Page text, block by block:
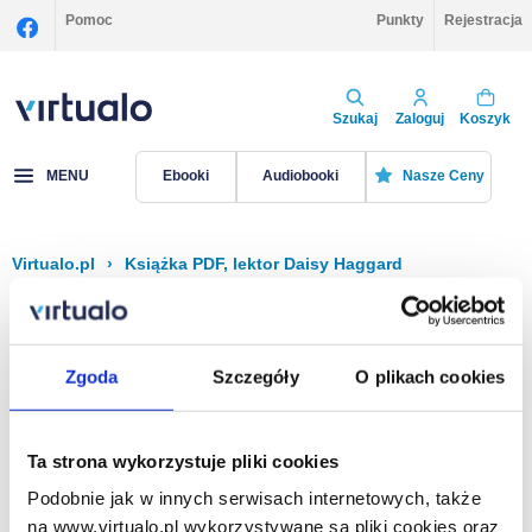
Zgoda Szczegóły O plikach cookies
Ta strona wykorzystuje pliki cookies
Podobnie jak w innych serwisach internetowych, także
na www.virtualo.pl wykorzystywane są pliki cookies oraz
Pomoc Punkty Rejestracja
Szukaj Zaloguj Koszyk
MENU Ebooki Audiobooki Nasze Ceny
Virtualo.pl › Książka PDF, lektor Daisy Haggard
Filtruj Sortuj
Na stronie